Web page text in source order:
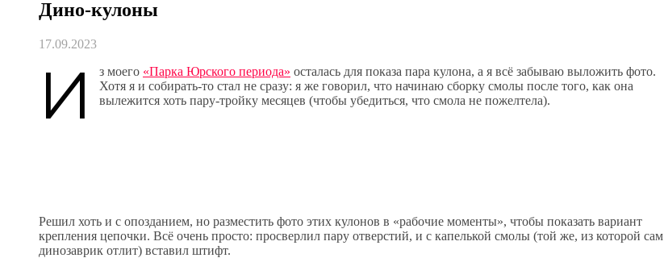
Дино-кулоны
17.09.2023
И з моего «Парка Юрского периода» осталась для показа пара кулона, а я всё забываю выложить фото.
Хотя я и собирать-то стал не сразу: я же говорил, что начинаю сборку смолы после того, как она
вылежится хоть пару-тройку месяцев (чтобы убедиться, что смола не пожелтела).
Решил хоть и с опозданием, но разместить фото этих кулонов в «рабочие моменты», чтобы показать вариант
крепления цепочки. Всё очень просто: просверлил пару отверстий, и с капелькой смолы (той же, из которой сам
динозаврик отлит) вставил штифт.